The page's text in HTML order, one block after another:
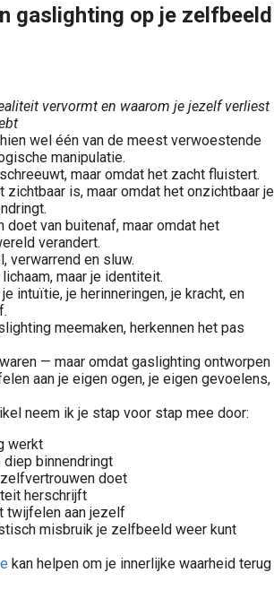
gaslighting op je zelfbeeld
vervormt en waarom je jezelf verliest
wel één van de meest verwoestende
manipulatie.
maar omdat het zacht fluistert.
zichtbaar is, maar omdat het onzichtbaar je
doet van buitenaf, maar omdat het
verandert.
verwarrend en sluw.
maar je identiteit.
intuïtie, je herinneringen, je kracht, en
meemaken, herkennen het pas
— maar omdat gaslighting ontworpen
aan je eigen ogen, je eigen gevoelens,
neem ik je stap voor stap mee door:
werkt
binnendringt
doet
herschrijft
twijfelen aan jezelf
misbruik je zelfbeeld weer kunt
kan helpen om je innerlijke waarheid terug